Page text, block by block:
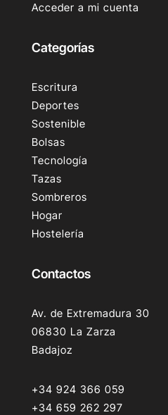
Acceder a mi cuenta
Categorías
Escritura
Deportes
Sostenible
Bolsas
Tecnología
Tazas
Sombreros
Hogar
Hostelería
Contactos
Av. de Extremadura 30
06830 La Zarza
Badajoz
+34 924 366 059
+34 659 262 297